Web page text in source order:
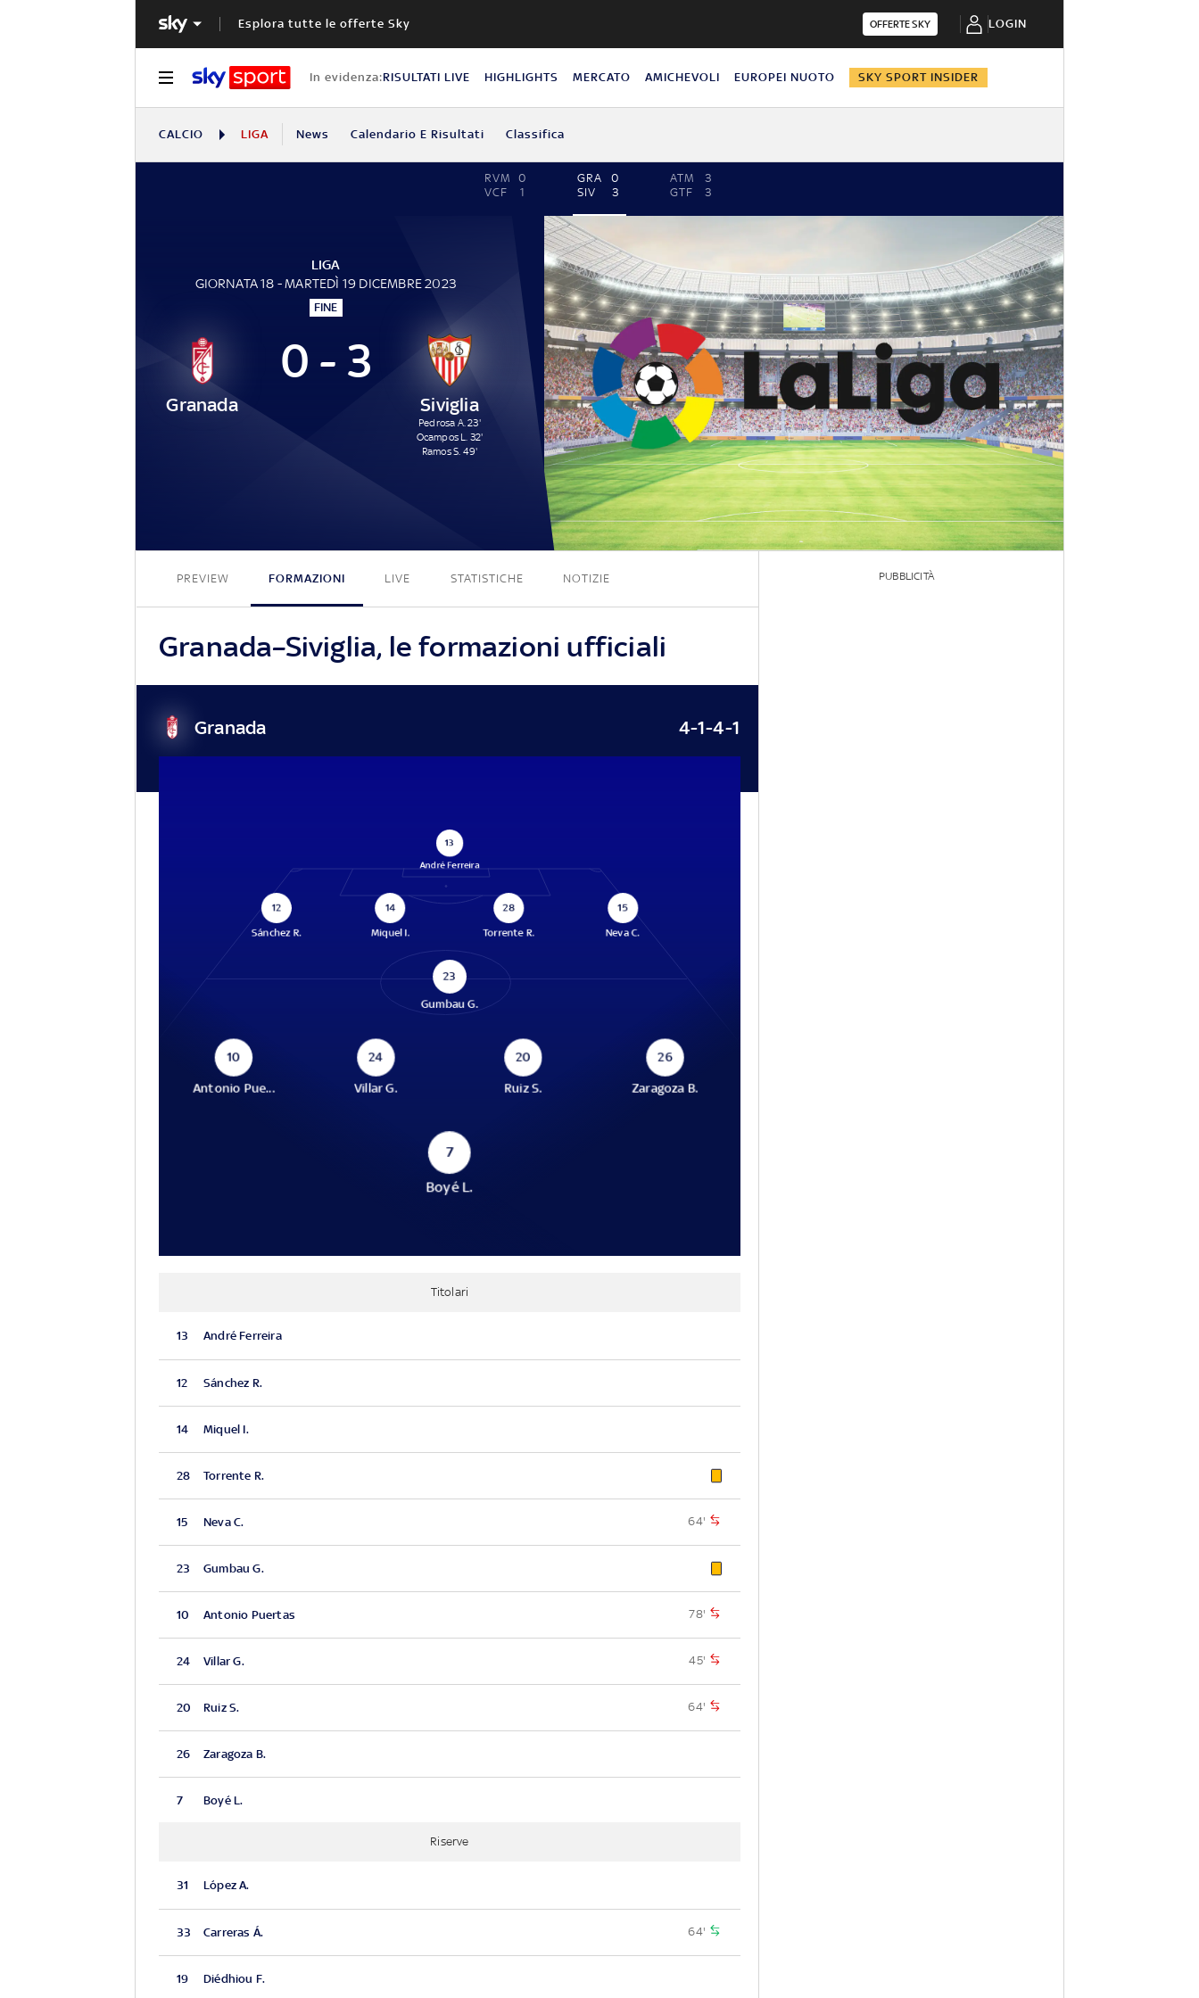
Esplora tutte le offerte Sky OFFERTE SKY LOGIN
In evidenza:RISULTATI LIVE HIGHLIGHTS MERCATO AMICHEVOLI EUROPEI NUOTO SKY SPORT INSIDER
CALCIO LIGA News Calendario E Risultati Classifica
RVM
0
VCF
1
GRA
0
SIV
3
ATM
3
GTF
3
LIGA
GIORNATA 18 - MARTEDÌ 19 DICEMBRE 2023
FINE
Granada
0 - 3
Siviglia
Pedrosa A. 23'
Ocampos L. 32'
Ramos S. 49'
0 - 3
PREVIEW FORMAZIONI LIVE STATISTICHE NOTIZIE
Granada–Siviglia, le formazioni ufficiali
Granada 4-1-4-1
13
André Ferreira
12
Sánchez R.
14
Miquel I.
28
Torrente R.
15
Neva C.
23
Gumbau G.
10
Antonio Pue...
24
Villar G.
20
Ruiz S.
26
Zaragoza B.
7
Boyé L.
Titolari
13 André Ferreira
12 Sánchez R.
14 Miquel I.
28 Torrente R.
15 Neva C. 64'
23 Gumbau G.
10 Antonio Puertas 78'
24 Villar G. 45'
20 Ruiz S. 64'
26 Zaragoza B.
7 Boyé L.
Riserve
31 López A.
33 Carreras Á. 64'
19 Diédhiou F.
PUBBLICITÀ